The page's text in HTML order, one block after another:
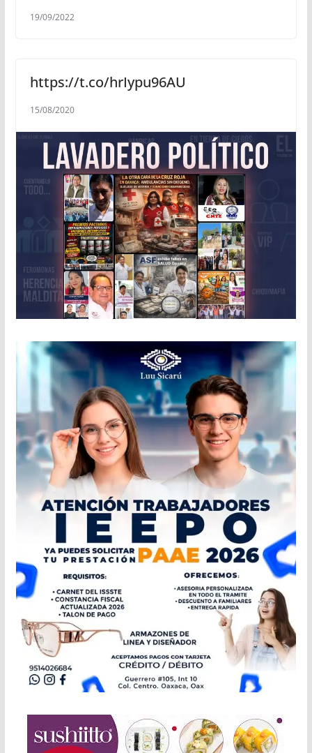
19/09/2022
https://t.co/hrIypu96AU
15/08/2020